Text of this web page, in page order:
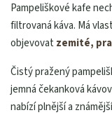
Pampeliškové kafe
filtrovaná káva. Má
objevovat zemité,
Čistý pražený
jemná čekanková
nabízí plnější a